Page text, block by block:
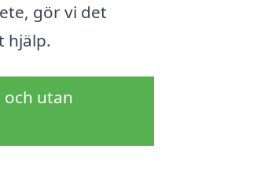
gör vi det
hjälp.
och utan